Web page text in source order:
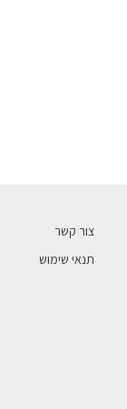
צור קשר
תנאי שימוש